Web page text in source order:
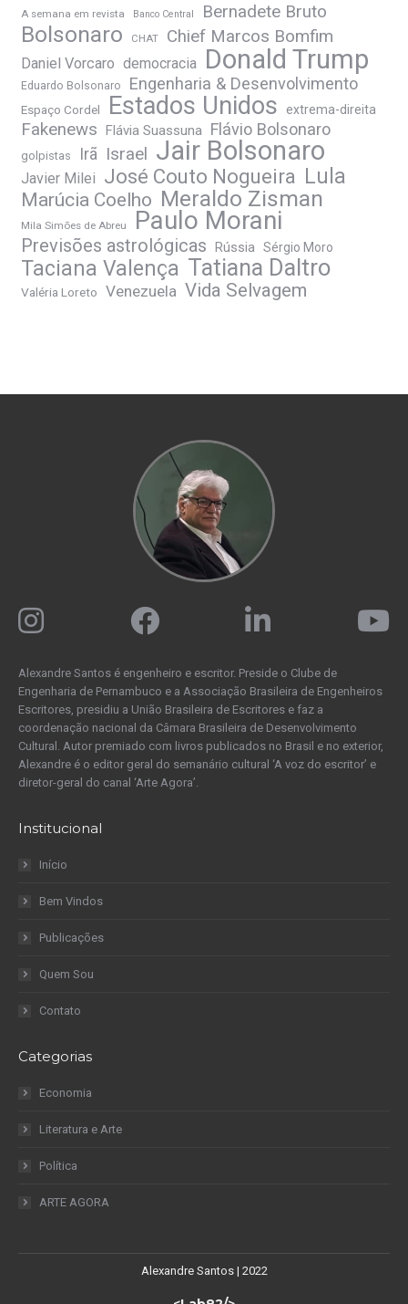
A semana em revista Banco Central Bernadete Bruto
Bolsonaro CHAT Chief Marcos Bomfim
Daniel Vorcaro democracia Donald Trump
Eduardo Bolsonaro Engenharia & Desenvolvimento
Espaço Cordel Estados Unidos extrema-direita
Fakenews Flávia Suassuna Flávio Bolsonaro
golpistas Irã Israel Jair Bolsonaro
Javier Milei José Couto Nogueira Lula
Marúcia Coelho Meraldo Zisman
Mila Simões de Abreu Paulo Morani
Previsões astrológicas Rússia Sérgio Moro
Taciana Valença Tatiana Daltro
Valéria Loreto Venezuela Vida Selvagem
Alexandre Santos é engenheiro e escritor. Preside o Clube de
Engenharia de Pernambuco e a Associação Brasileira de Engenheiros
Escritores, presidiu a União Brasileira de Escritores e faz a
coordenação nacional da Câmara Brasileira de Desenvolvimento
Cultural. Autor premiado com livros publicados no Brasil e no exterior,
Alexandre é o editor geral do semanário cultural ‘A voz do escritor’ e
diretor-geral do canal ‘Arte Agora’.
Institucional
Início
Bem Vindos
Publicações
Quem Sou
Contato
Categorias
Economia
Literatura e Arte
Política
ARTE AGORA
Alexandre Santos | 2022